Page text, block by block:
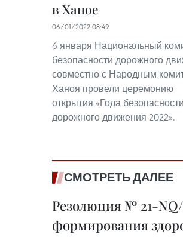
в Ханое
06/01/2022 08:49
6 января Национальный
безопасности дорожного
совместно с Народным
Ханоя провели церемонию
открытия «Года безопасности
дорожного движения 2022».
СМОТРЕТЬ ДАЛЕЕ
Резолюция № 21-
формирования